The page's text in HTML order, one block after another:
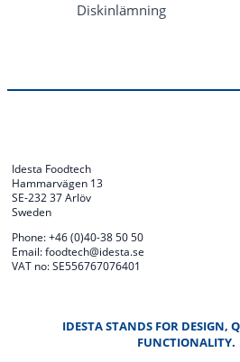
Diskinlämning
Idesta Foodtech
Hammarvägen 13
SE-232 37 Arlöv
Sweden
Phone: +46 (0)40-38 50 50
Email: foodtech@idesta.se
VAT no: SE556767076401
IDESTA STANDS FOR DESIGN,
FUNCTIONALITY.